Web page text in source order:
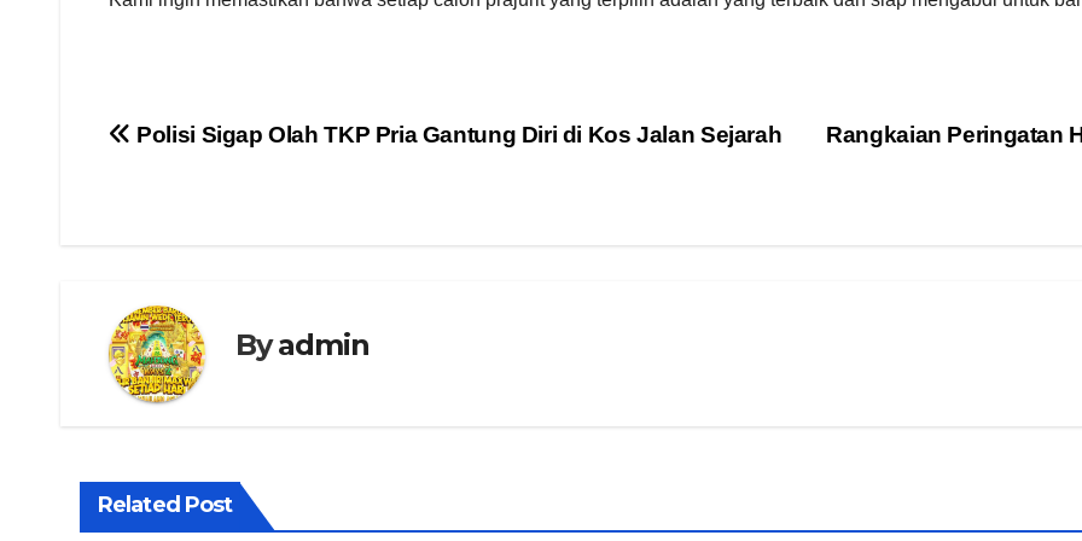
Navigasi
Rangkaian Peringatan
Polisi Sigap Olah TKP Pria Gantung Diri di Kos Jalan Sejarah
Byadmin
Related Post